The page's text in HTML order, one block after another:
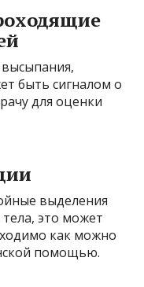
высыпания,
быть сигналом о
для оценки
выделения
это может
как можно
помощью.